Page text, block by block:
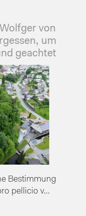
von
um
geachtet
Bestimmung
pellicio v...